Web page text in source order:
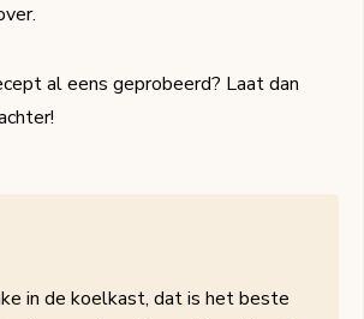
al eens geprobeerd? Laat dan
in de koelkast, dat is het beste